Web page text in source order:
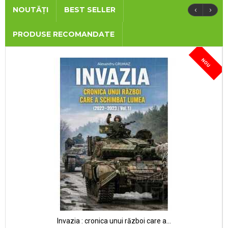
NOUTĂȚI BEST SELLER
PRODUSE RECOMANDATE
‹ ›
NOU
Invazia : cronica unui război care a...